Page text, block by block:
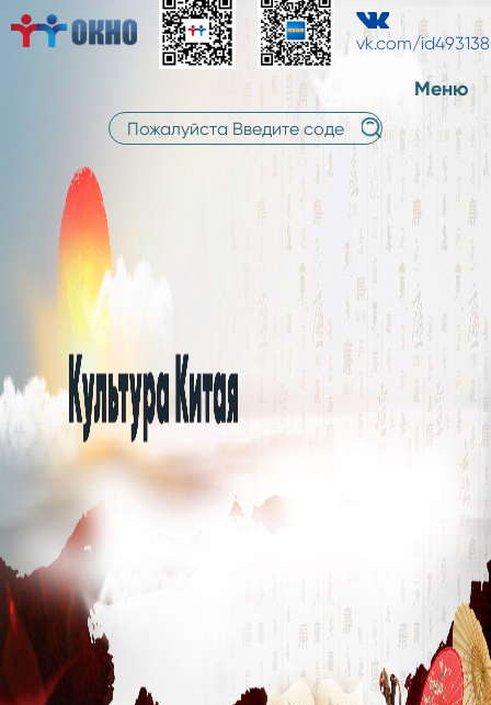
中
文
русский
中
文
vk.com/
Меню